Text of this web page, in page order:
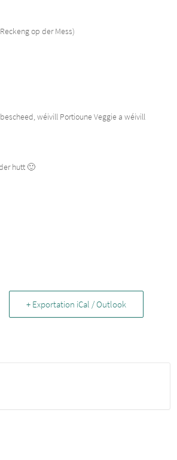
op der Mess)
wéivill Portioune Veggie a wéivill
hutt 🙂
+ Exportation iCal / Outlook